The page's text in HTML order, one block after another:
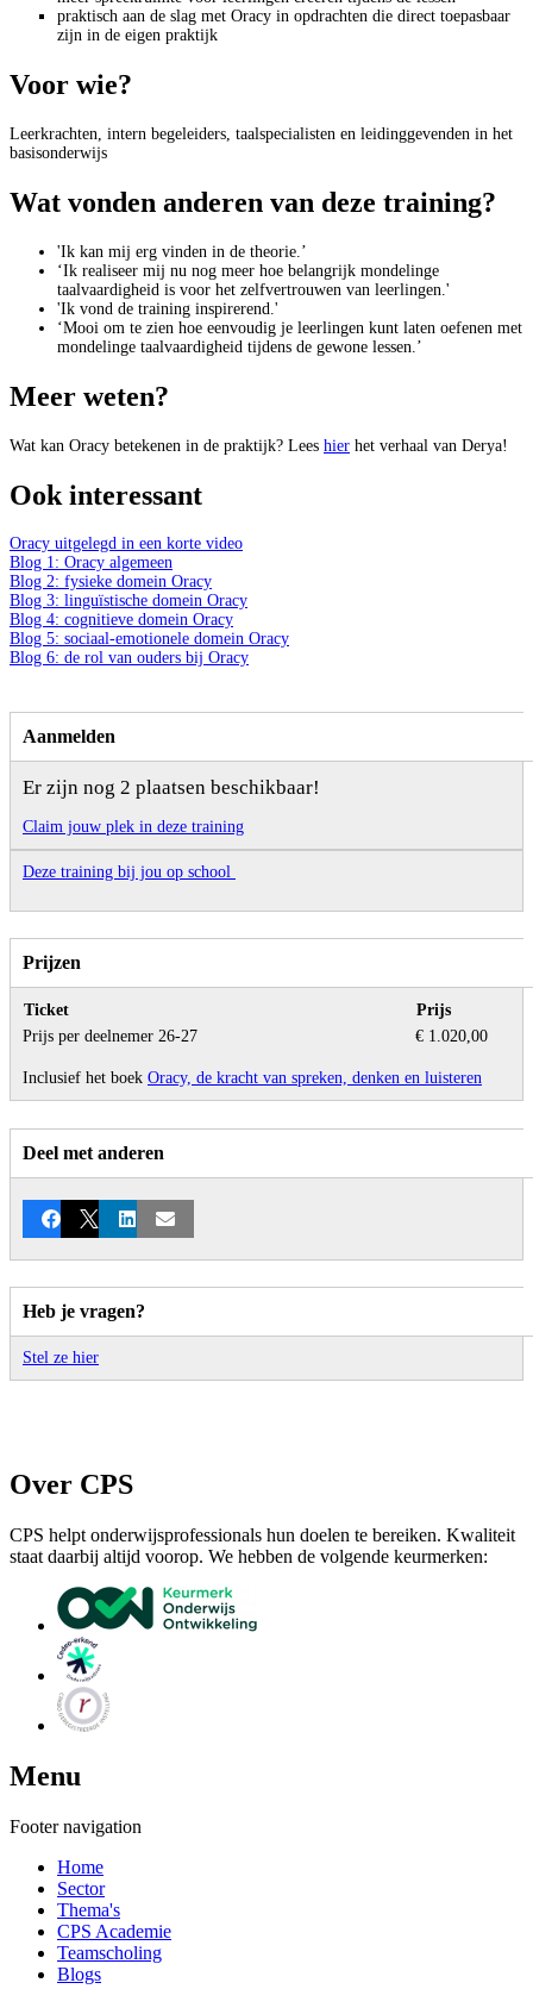
praktisch aan de slag met Oracy in opdrachten die direct toepasbaar
zijn in de eigen praktijk
Voor wie?
Leerkrachten, intern begeleiders, taalspecialisten en leidinggevenden in het
basisonderwijs
Wat vonden anderen van deze training?
'Ik kan mij erg vinden in de theorie.’
‘Ik realiseer mij nu nog meer hoe belangrijk mondelinge
taalvaardigheid is voor het zelfvertrouwen van leerlingen.'
'Ik vond de training inspirerend.'
‘Mooi om te zien hoe eenvoudig je leerlingen kunt laten oefenen met
mondelinge taalvaardigheid tijdens de gewone lessen.’
Meer weten?
Wat kan Oracy betekenen in de praktijk? Lees hier het verhaal van Derya!
Ook interessant
Oracy uitgelegd in een korte video
Blog 1: Oracy algemeen
Blog 2: fysieke domein Oracy
Blog 3: linguïstische domein Oracy
Blog 4: cognitieve domein Oracy
Blog 5: sociaal-emotionele domein Oracy
Blog 6: de rol van ouders bij Oracy
Aanmelden
Er zijn nog 2 plaatsen beschikbaar!
Claim jouw plek in deze training
Deze training bij jou op school
Prijzen
Ticket
Prijs
Prijs per deelnemer 26-27
€ 1.020,00
Inclusief het boek Oracy, de kracht van spreken, denken en luisteren
Deel met anderen
Facebook
X LinkedInE-mail
Heb je vragen?
Stel ze hier
Over CPS
CPS helpt onderwijsprofessionals hun doelen te bereiken. Kwaliteit
staat daarbij altijd voorop. We hebben de volgende keurmerken:
Menu
Footer navigation
Home
Sector
Thema's
CPS Academie
Teamscholing
Blogs